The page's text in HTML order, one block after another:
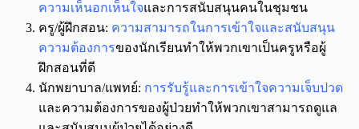
ความเห็นอกเห็นใจและการสนับสนุนคนในชุมชน
ครู/ผู้ฝึกสอน: ความสามารถในการเข้าใจและสนับสนุน
ความต้องการของนักเรียนทำให้พวกเขาเป็นครูหรือผู้
ฝึกสอนที่ดี
นักพยาบาล/แพทย์: การรับรู้และการเข้าใจความเจ็บปวด
และความต้องการของผู้ป่วยทำให้พวกเขาสามารถดูแล